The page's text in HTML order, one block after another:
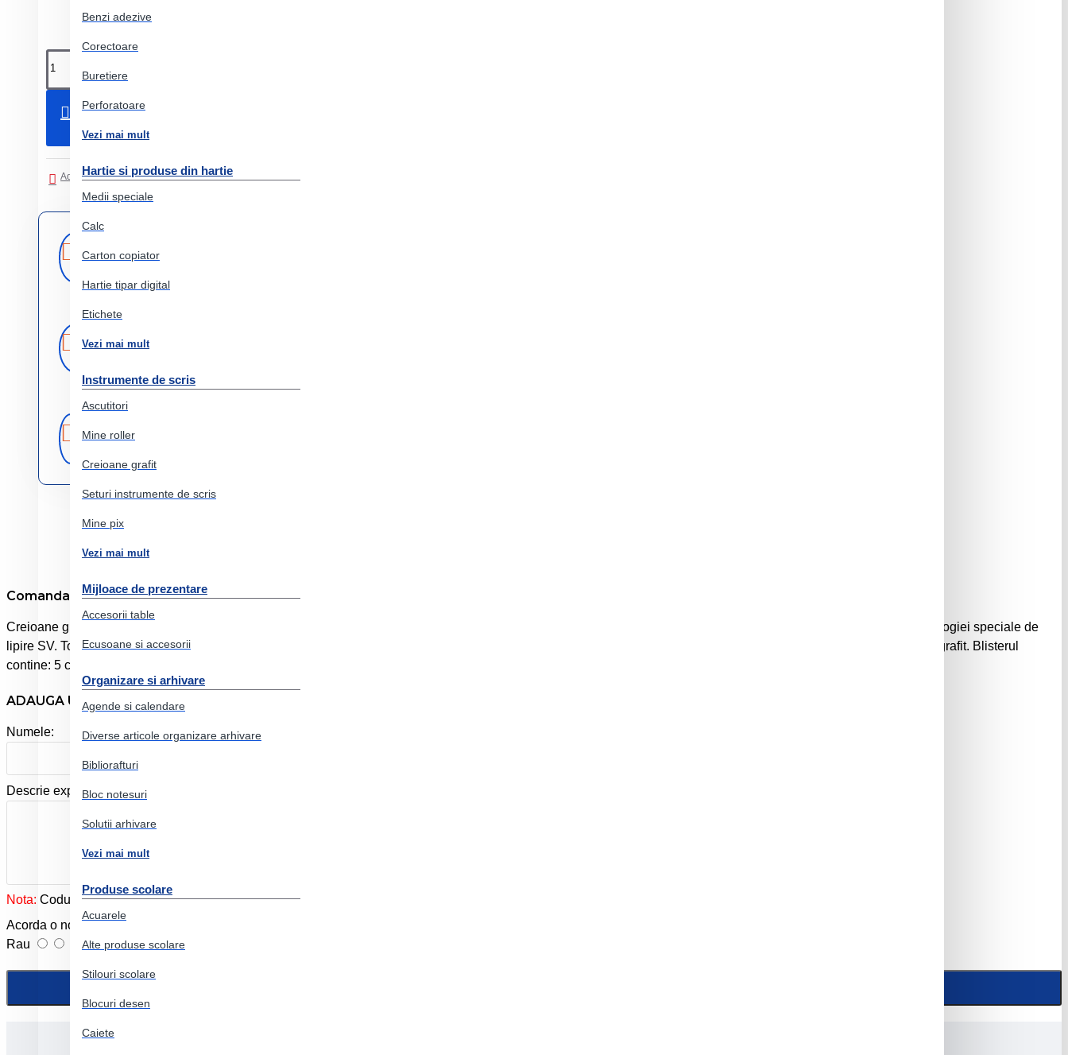
Benzi adezive
Corectoare
Buretiere
Perforatoare
Vezi mai mult
Hartie si produse din hartie
Medii speciale
Calc
Carton copiator
Hartie tipar digital
Etichete
Vezi mai mult
Instrumente de scris
Ascutitori
Mine roller
Creioane grafit
Seturi instrumente de scris
Mine pix
Vezi mai mult
Mijloace de prezentare
Accesorii table
Ecusoane si accesorii
Organizare si arhivare
Agende si calendare
Diverse articole organizare arhivare
Bibliorafturi
Bloc notesuri
Solutii arhivare
Vezi mai mult
Produse scolare
Acuarele
Alte produse scolare
Stilouri scolare
Blocuri desen
Caiete
Adauga in Cos
Adaugati in Lista de dorinte Comparati produsul
rapida
curier rapid
produs in 14 zile
originale
Comanda online Blister 6 buc creion grafit aquarelle + pensula faber-castell
Creioane grafit solubile in apa de cea mai inalta calitate dedicate artistilor. Disponibile in 5 grade de tarie mina de 3,8 mm este foarte rezistenta la rupere datorita tehnologiei speciale de
lipire SV. Toate gradele de tarie ofera o solubilitate deosebita. Ideale pentru schite ale viitoarelor desene in acuarela si pentru tehnici de desen acuarela utilizand doar grafit. Blisterul
contine: 5 creioane Grafit Aquarelle (HB, 2B, 4B, 6B, 8B) si o pensula.
ADAUGA UN REVIEW
Numele:
Descrie experienta ta cu produsul:
Nota: Codul HTML este citit ca şi text!
Acorda o nota produslui:
Rau
Foarte bun